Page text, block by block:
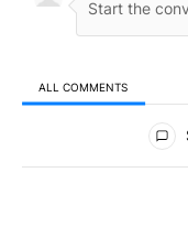
ALL COMMENTS
All Comments